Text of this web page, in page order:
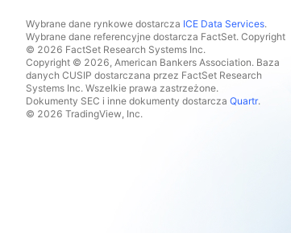
Wybrane dane rynkowe dostarcza ICE Data Services.
Wybrane dane referencyjne dostarcza FactSet. Copyright
© 2026 FactSet Research Systems Inc.
Copyright © 2026, American Bankers Association. Baza
danych CUSIP dostarczana przez FactSet Research
Systems Inc. Wszelkie prawa zastrzeżone.
Dokumenty SEC i inne dokumenty dostarcza Quartr.
© 2026 TradingView, Inc.